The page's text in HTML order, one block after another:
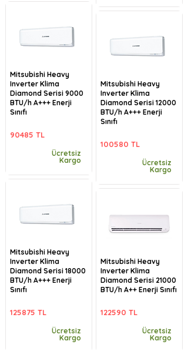
Mitsubishi Heavy
Inverter Klima
Diamond Serisi 9000
BTU/h A+++ Enerji
Sınıfı
90485 TL
Ücretsiz
Kargo
Mitsubishi Heavy
Inverter Klima
Diamond Serisi 18000
BTU/h A+++ Enerji
Sınıfı
125875 TL
Ücretsiz
Kargo
Mitsubishi Heavy
Inverter Klima
Diamond Serisi 12000
BTU/h A+++ Enerji
Sınıfı
100580 TL
Ücretsiz
Kargo
Mitsubishi Heavy
Inverter Klima
Diamond Serisi 21000
BTU/h A++ Enerji Sınıfı
122590 TL
Ücretsiz
Kargo